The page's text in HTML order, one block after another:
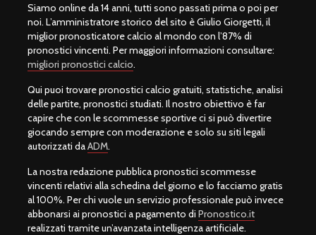
Siamo online da 14 anni, tutti sono passati prima o poi per
noi. L’amministratore storico del sito è Giulio Giorgetti, il
miglior pronosticatore calcio al mondo con l’87% di
pronostici vincenti. Per maggiori informazioni consultare:
migliori pronostici calcio.
Qui puoi trovare pronostici calcio gratuiti, statistiche, analisi
delle partite, pronostici studiati. Il nostro obiettivo è far
capire che con le scommesse sportive ci si può divertire
giocando sempre con moderazione e solo su siti legali
autorizzati daADM.
La nostra redazione pubblica pronostici scommesse
vincenti relativi alla schedina del giorno e lo facciamo gratis
al 100%. Per chi vuole un servizio professionale può invece
abbonarsi ai pronostici a pagamento di Pronostico.it
realizzati tramite un’avanzata intelligenza artificiale.